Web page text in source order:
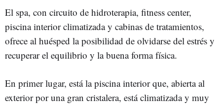
El spa, con circuito de hidroterapia, fitness center,
piscina interior climatizada y cabinas de tratamientos,
ofrece al huésped la posibilidad de olvidarse del estrés y
recuperar el equilibrio y la buena forma física.
En primer lugar, está la piscina interior que, abierta al
exterior por una gran cristalera, está climatizada y muy